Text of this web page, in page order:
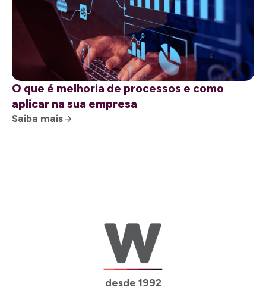
O que é melhoria de processos e como
aplicar na sua empresa
Saiba mais
desde 1992